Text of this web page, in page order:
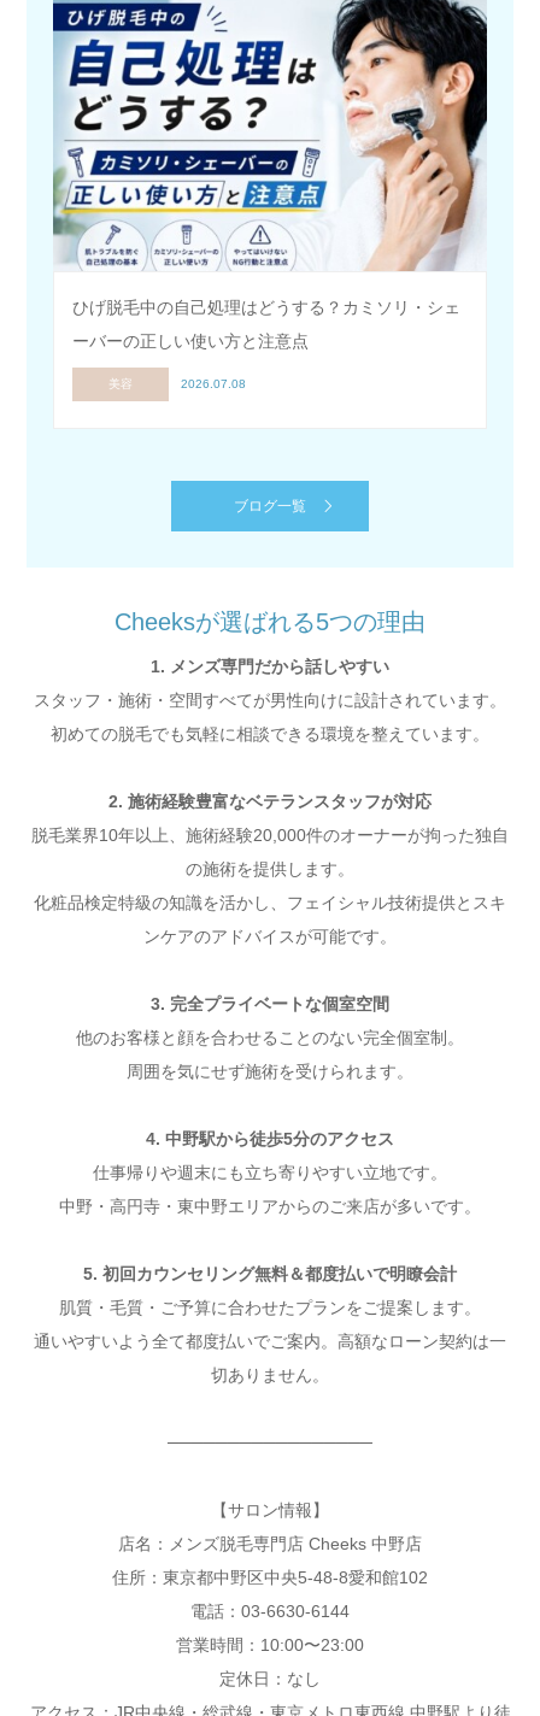
ブログ一覧
ひげ脱毛中の自己処理はどうする？カミソリ・シェ
ーバーの正しい使い方と注意点
美容 2026.07.08
Cheeksが選ばれる5つの理由
1. メンズ専門だから話しやすい
スタッフ・施術・空間すべてが男性向けに設計されています。
初めての脱毛でも気軽に相談できる環境を整えています。
2. 施術経験豊富なベテランスタッフが対応
脱毛業界10年以上、施術経験20,000件のオーナーが拘った独自
の施術を提供します。
化粧品検定特級の知識を活かし、フェイシャル技術提供とスキ
ンケアのアドバイスが可能です。
3. 完全プライベートな個室空間
他のお客様と顔を合わせることのない完全個室制。
周囲を気にせず施術を受けられます。
4. 中野駅から徒歩5分のアクセス
仕事帰りや週末にも立ち寄りやすい立地です。
中野・高円寺・東中野エリアからのご来店が多いです。
5. 初回カウンセリング無料＆都度払いで明瞭会計
肌質・毛質・ご予算に合わせたプランをご提案します。
通いやすいよう全て都度払いでご案内。高額なローン契約は一
切ありません。
─────────────────
【サロン情報】
店名：メンズ脱毛専門店 Cheeks 中野店
住所：東京都中野区中央5-48-8愛和館102
電話：03-6630-6144
営業時間：10:00〜23:00
定休日：なし
アクセス：JR中央線・総武線・東京メトロ東西線 中野駅より徒